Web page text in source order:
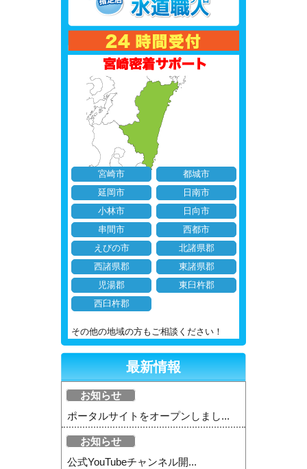
宮崎市
都城市
延岡市
日南市
小林市
日向市
串間市
西都市
えびの市
北諸県郡
西諸県郡
東諸県郡
児湯郡
東臼杵郡
西臼杵郡
その他の地域の方もご相談ください！
最新情報
お知らせ
ポータルサイトをオープンしまし...
お知らせ
公式YouTubeチャンネル開...